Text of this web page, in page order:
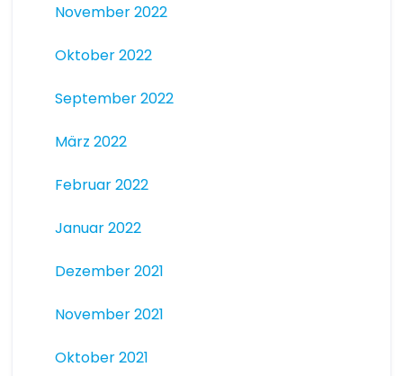
November 2022
Oktober 2022
September 2022
März 2022
Februar 2022
Januar 2022
Dezember 2021
November 2021
Oktober 2021